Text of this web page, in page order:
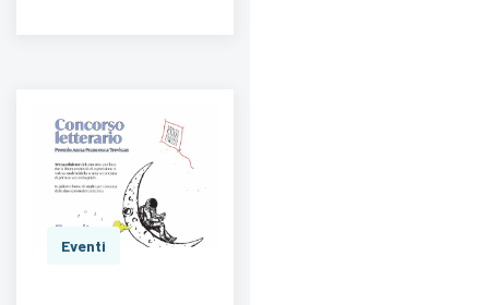
Eventi